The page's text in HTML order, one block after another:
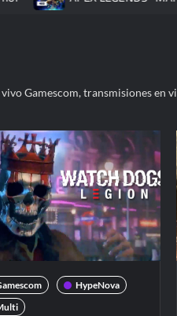
Nos Une
Gamescom, transmisiones en
HypeNova